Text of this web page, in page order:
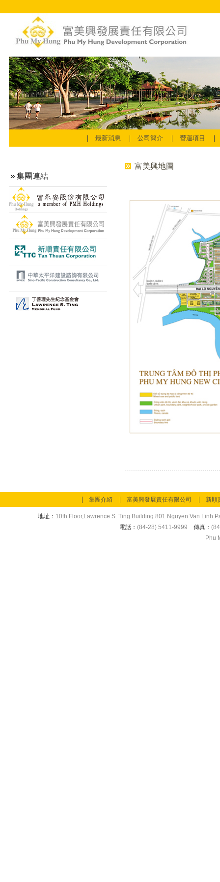
最新消息 公司簡介 營運項目
集團連結
富美興地圖
集團介紹 富美興發展責任有限公司 新順
地址： 10th Floor,Lawrence S. Ting Building 801 Nguyen Van Linh
電話： (84-28) 5411-9999 傳真：
Phu